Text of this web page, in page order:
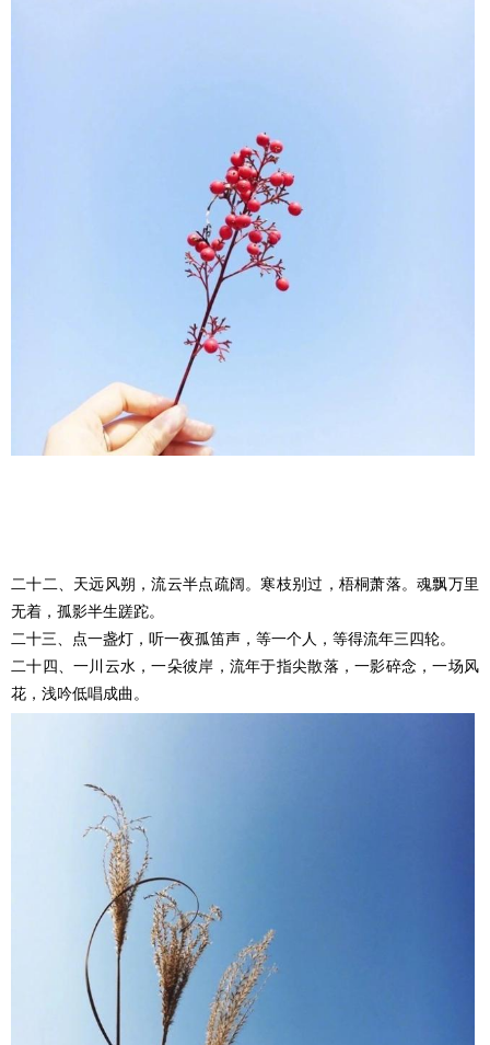
二十二、天远风朔，流云半点疏阔。寒枝别过，梧桐萧落。魂飘万里
无着，孤影半生蹉跎。
二十三、点一盏灯，听一夜孤笛声，等一个人，等得流年三四轮。
二十四、一川云水，一朵彼岸，流年于指尖散落，一影碎念，一场风
花，浅吟低唱成曲。